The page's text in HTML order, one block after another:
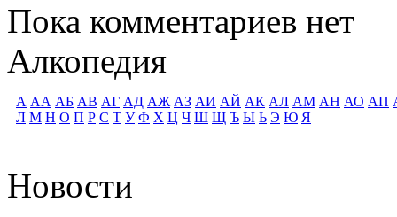
Пока комментариев нет
Алкопедия
А АА АБ АВ АГ АД АЖ АЗ АИ АЙ АК АЛ АМ АН АО АП
Л М Н О П Р С Т У Ф Х Ц Ч Ш Щ Ъ Ы Ь Э Ю Я
Новости